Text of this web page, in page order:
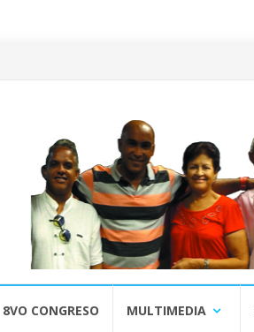
8VO CONGRESO MULTIMEDIA